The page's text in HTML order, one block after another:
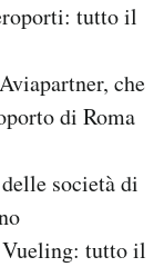
tutto il
che
di Roma
società di
tutto il